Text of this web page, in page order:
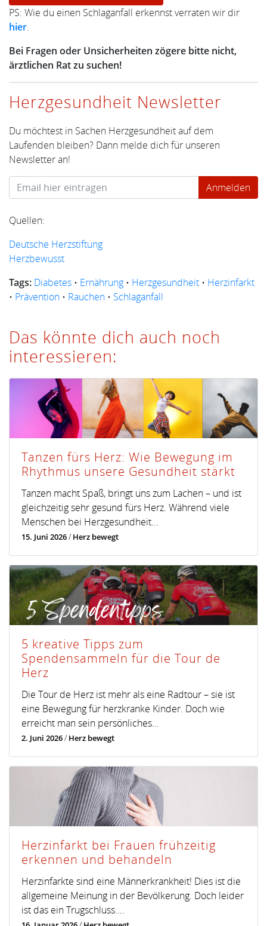
PS: Wie du einen Schlaganfall erkennst verraten wir dir
hier.
Bei Fragen oder Unsicherheiten zögere bitte nicht,
ärztlichen Rat zu suchen!
Herzgesundheit Newsletter
Du möchtest in Sachen Herzgesundheit auf dem
Laufenden bleiben? Dann melde dich für unseren
Newsletter an!
Quellen:
Deutsche Herzstiftung
Herzbewusst
Tags: Diabetes • Ernährung • Herzgesundheit • Herzinfarkt
• Prävention • Rauchen • Schlaganfall
Das könnte dich auch noch
interessieren:
Tanzen fürs Herz: Wie Bewegung im
Rhythmus unsere Gesundheit stärkt
Tanzen macht Spaß, bringt uns zum Lachen – und ist
gleichzeitig sehr gesund fürs Herz. Während viele
Menschen bei Herzgesundheit...
15. Juni 2026/Herz bewegt
5 kreative Tipps zum
Spendensammeln für die Tour de
Herz
Die Tour de Herz ist mehr als eine Radtour – sie ist
eine Bewegung für herzkranke Kinder. Doch wie
erreicht man sein persönliches...
2. Juni 2026/Herz bewegt
Herzinfarkt bei Frauen frühzeitig
erkennen und behandeln
Herzinfarkte sind eine Männerkrankheit! Dies ist die
allgemeine Meinung in der Bevölkerung. Doch leider
ist das ein Trugschluss....